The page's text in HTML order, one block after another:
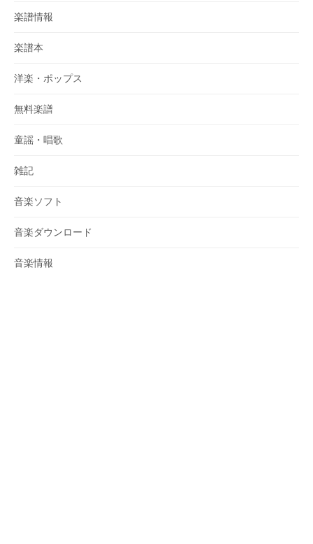
楽譜情報
楽譜本
洋楽・ポップス
無料楽譜
童謡・唱歌
雑記
音楽ソフト
音楽ダウンロード
音楽情報